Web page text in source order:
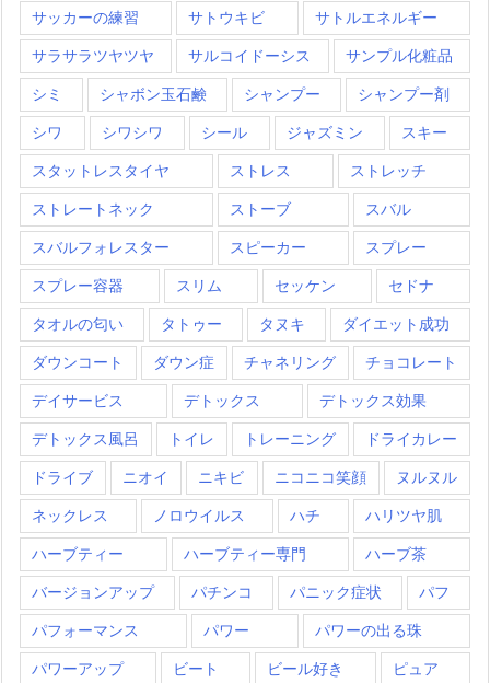
サッカーの練習 サトウキビ サトルエネルギー
サラサラツヤツヤ サルコイドーシス サンプル化粧品
シミ シャボン玉石鹸 シャンプー シャンプー剤
シワ シワシワ シール ジャズミン スキー
スタットレスタイヤ ストレス ストレッチ
ストレートネック ストーブ スバル
スバルフォレスター スピーカー スプレー
スプレー容器 スリム セッケン セドナ
タオルの匂い タトゥー タヌキ ダイエット成功
ダウンコート ダウン症 チャネリング チョコレート
デイサービス デトックス デトックス効果
デトックス風呂 トイレ トレーニング ドライカレー
ドライブ ニオイ ニキビ ニコニコ笑顔 ヌルヌル
ネックレス ノロウイルス ハチ ハリツヤ肌
ハーブティー ハーブティー専門 ハーブ茶
バージョンアップ パチンコ パニック症状 パフ
パフォーマンス パワー パワーの出る珠
パワーアップ ビート ビール好き ピュア